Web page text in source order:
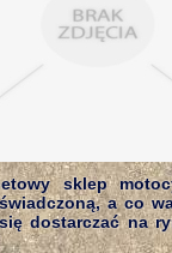
sklep
a co
dostarczać na